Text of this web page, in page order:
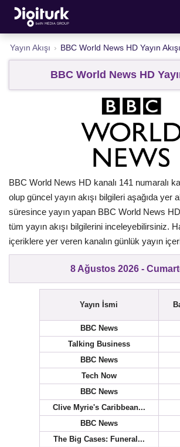
Yayın Akışı › BBC World News HD Yayın Akışı
BBC World News HD
BBC World News HD kanalı 141 numaralı
olup güncel yayın akışı bilgileri aşağıda yer
süresince yayın yapan BBC World News HD
tüm yayın akışı bilgilerini inceleyebilirsiniz.
içeriklere yer veren kanalın günlük yayın
8 Ağustos 2026 -
Yayın İsmi
BBC News
Talking Business
BBC News
Tech Now
BBC News
Clive Myrie's Caribbean...
BBC News
The Big Cases: Funeral...